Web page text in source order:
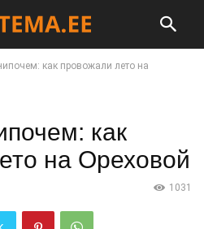
как провожали лето на
как
на Ореховой
1031